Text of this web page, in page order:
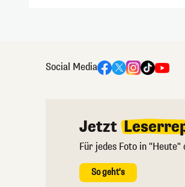
Social Media
Jetzt
Für jedes Foto in
So geht's